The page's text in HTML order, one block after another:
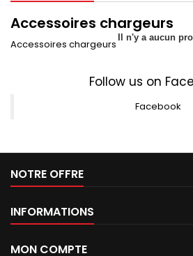
Accessoires chargeurs
Il n'y a aucun
Accessoires chargeurs
Follow us on
Facebook
NOTRE OFFRE
INFORMATIONS
MON COMPTE